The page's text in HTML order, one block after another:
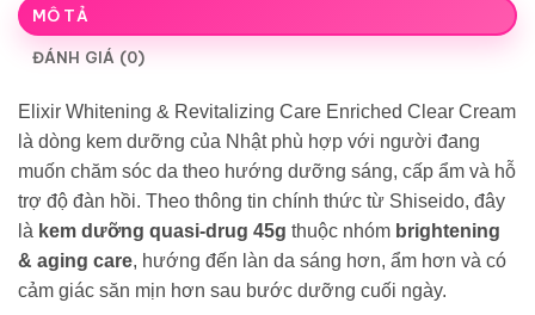
MÔ TẢ
ĐÁNH GIÁ (0)
Elixir Whitening & Revitalizing Care Enriched Clear Cream
là dòng kem dưỡng của Nhật phù hợp với người đang
muốn chăm sóc da theo hướng dưỡng sáng, cấp ẩm và hỗ
trợ độ đàn hồi. Theo thông tin chính thức từ Shiseido, đây
là kem dưỡng quasi-drug 45g thuộc nhóm brightening
& aging care, hướng đến làn da sáng hơn, ẩm hơn và có
cảm giác săn mịn hơn sau bước dưỡng cuối ngày.